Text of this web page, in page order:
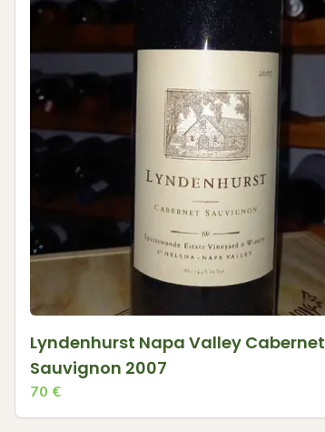
Lyndenhurst Napa Valley Cabernet
Sauvignon 2007
70 €